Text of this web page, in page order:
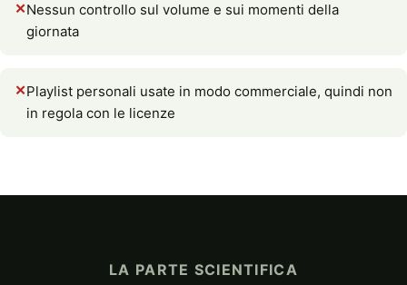
Nessun controllo sul volume e sui momenti della
giornata
Playlist personali usate in modo commerciale, quindi non
in regola con le licenze
LA PARTE SCIENTIFICA